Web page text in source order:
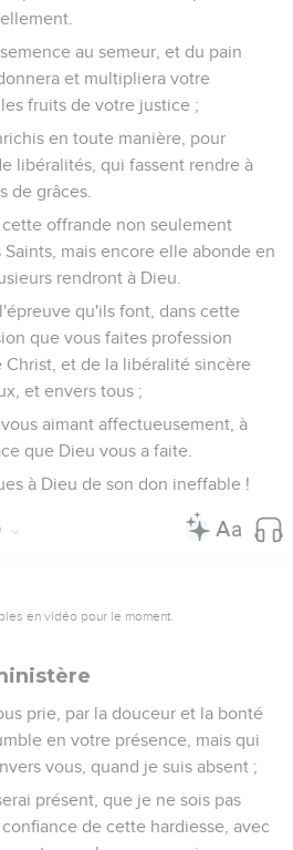
au semeur, et du pain
et multipliera votre
fruits de votre justice ;
en toute manière, pour
libéralités, qui fassent rendre à
de grâces.
offrande non seulement
mais encore elle abonde en
rendront à Dieu.
qu'ils font, dans cette
que vous faites profession
Christ, et de la libéralité sincère
et envers tous ;
aimant affectueusement, à
que Dieu vous a faite.
à Dieu de son don ineffable !
en vidéo pour le moment.
prie, par la douceur et la bonté
en votre présence, mais qui
vous, quand je suis absent ;
présent, que je ne sois pas
de cette hardiesse, avec